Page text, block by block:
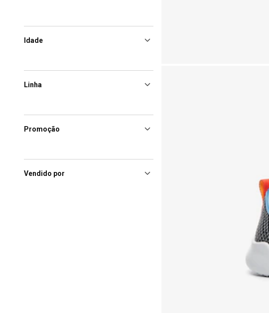
Idade
Linha
Promoção
Vendido por